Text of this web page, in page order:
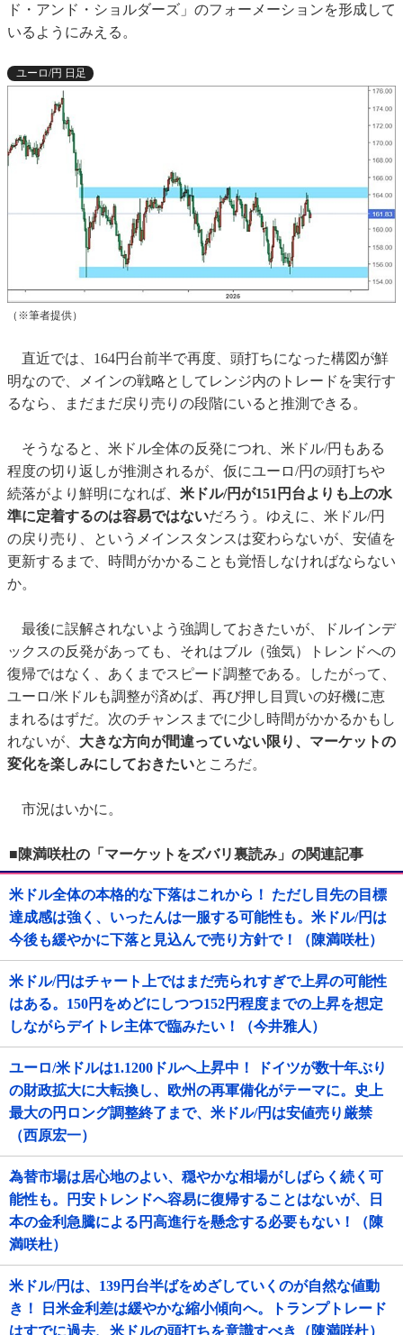
ド・アンド・ショルダーズ」のフォーメーションを形成して
いるようにみえる。
ユーロ/円 日足
（※筆者提供）
直近では、164円台前半で再度、頭打ちになった構図が鮮
明なので、メインの戦略としてレンジ内のトレードを実行す
るなら、まだまだ戻り売りの段階にいると推測できる。
そうなると、米ドル全体の反発につれ、米ドル/円もある
程度の切り返しが推測されるが、仮にユーロ/円の頭打ちや
続落がより鮮明になれば、 米ドル/円が151円台よりも上の水
準に定着するのは容易ではないだろう。ゆえに、米ドル/円
の戻り売り、というメインスタンスは変わらないが、安値を
更新するまで、時間がかかることも覚悟しなければならない
か。
最後に誤解されないよう強調しておきたいが、ドルインデ
ックスの反発があっても、それはブル（強気）トレンドへの
復帰ではなく、あくまでスピード調整である。したがって、
ユーロ/米ドルも調整が済めば、再び押し目買いの好機に恵
まれるはずだ。次のチャンスまでに少し時間がかかるかもし
れないが、 大きな方向が間違っていない限り、マーケットの
変化を楽しみにしておきたいところだ。
市況はいかに。
■陳満咲杜の「マーケットをズバリ裏読み」の関連記事
米ドル全体の本格的な下落はこれから！ ただし目先の目標
達成感は強く、いったんは一服する可能性も。米ドル/円は
今後も緩やかに下落と見込んで売り方針で！（陳満咲杜）
米ドル/円はチャート上ではまだ売られすぎで上昇の可能性
はある。150円をめどにしつつ152円程度までの上昇を想定
しながらデイトレ主体で臨みたい！（今井雅人）
ユーロ/米ドルは1.1200ドルへ上昇中！ ドイツが数十年ぶり
の財政拡大に大転換し、欧州の再軍備化がテーマに。史上
最大の円ロング調整終了まで、米ドル/円は安値売り厳禁
（西原宏一）
為替市場は居心地のよい、穏やかな相場がしばらく続く可
能性も。円安トレンドへ容易に復帰することはないが、日
本の金利急騰による円高進行を懸念する必要もない！（陳
満咲杜）
米ドル/円は、139円台半ばをめざしていくのが自然な値動
き！ 日米金利差は緩やかな縮小傾向へ。トランプトレード
はすでに過去、米ドルの頭打ちを意識すべき（陳満咲杜）